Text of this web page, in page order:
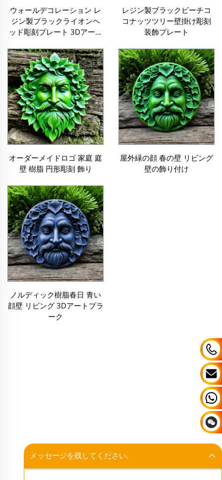
ウォールデコレーション レ
ジン製ブラックライオンヘ
ッド彫刻プレート 3Dアート
レジン製ブラックビーチコ
コナッツツリー壁掛け彫刻
装飾プレート
オーダーメイドロゴ 家庭 庭
壁 樹脂 円形彫刻 飾り
屋外緑の顔 春の壁 リビング
壁の飾り付け
ノルディック樹脂春日 青い
顔壁 リビング 3Dアートプラ
ーク
メッセージを残してください.